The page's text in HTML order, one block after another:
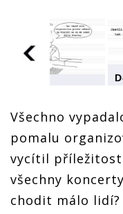
hudebníka
(39.): Živá
produkce
Všechno
pomalu
vycítil
všechny
chodit málo lidí?